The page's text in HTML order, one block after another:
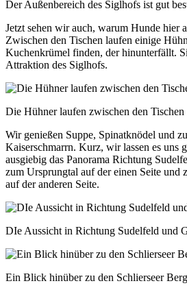
Der Außenbereich des Siglhofs ist gut
Jetzt sehen wir auch, warum Hunde hier
Zwischen den Tischen laufen einige
Kuchenkrümel finden, der hinunterfällt.
Attraktion des Siglhofs.
Die Hühner laufen zwischen den
Wir genießen Suppe, Spinatknödel und
Kaiserschmarrn. Kurz, wir lassen es uns
ausgiebig das Panorama Richtung
zum Ursprungtal auf der einen Seite und
auf der anderen Seite.
DIe Aussicht in Richtung Sudelfeld und
Ein Blick hinüber zu den Schlierseer